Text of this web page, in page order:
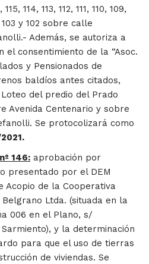
114, 113, 112, 111, 110, 109,
103 y 102 sobre calle
Además, se autoriza a
consentimiento de la “Asoc.
y Pensionados de
baldíos antes citados,
del predio del Prado
Avenida Centenario y sobre
Se protocolizará como
146: aprobación por
presentado por el DEM
Acopio de la Cooperativa
Ltda. (situada en la
006 en el Plano, s/
y la determinación
para que el uso de tierras
de viviendas. Se